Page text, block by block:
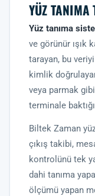
YÜZ TANIMA
Yüz tanıma
ve görünür ışık
tarayan, bu
kimlik
veya parmak
terminale
Biltek Zaman
çıkış takibi,
kontrolünü tek
dahi tanıma
ölçümü yapan